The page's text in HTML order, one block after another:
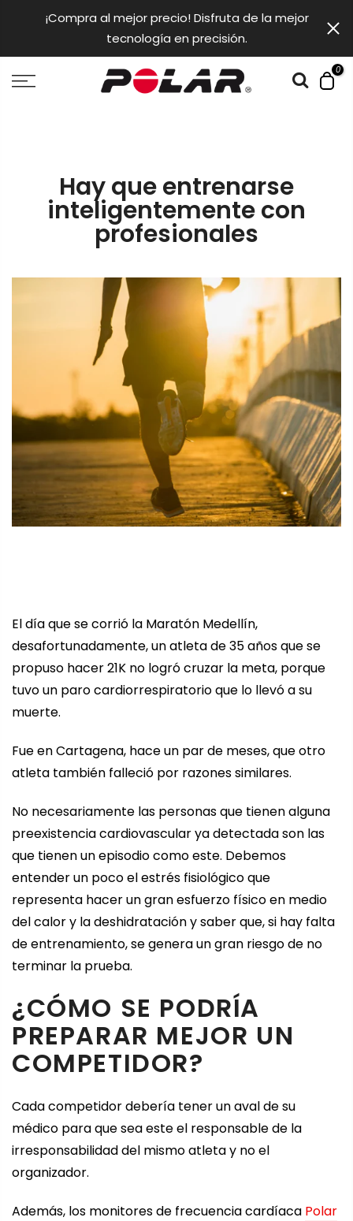
¡Compra al mejor precio! Disfruta de la mejor
tecnología en precisión.
0
Hay que entrenarse
inteligentemente con
profesionales
El día que se corrió la Maratón Medellín,
desafortunadamente, un atleta de 35 años que se
propuso hacer 21K no logró cruzar la meta, porque
tuvo un paro cardiorrespiratorio que lo llevó a su
muerte.
Fue en Cartagena, hace un par de meses, que otro
atleta también falleció por razones similares.
No necesariamente las personas que tienen alguna
preexistencia cardiovascular ya detectada son las
que tienen un episodio como este. Debemos
entender un poco el estrés fisiológico que
representa hacer un gran esfuerzo físico en medio
del calor y la deshidratación y saber que, si hay falta
de entrenamiento, se genera un gran riesgo de no
terminar la prueba.
¿CÓMO SE PODRÍA
PREPARAR MEJOR UN
COMPETIDOR?
Cada competidor debería tener un aval de su
médico para que sea este el responsable de la
irresponsabilidad del mismo atleta y no el
organizador.
Además, los monitores de frecuencia cardíaca Polar